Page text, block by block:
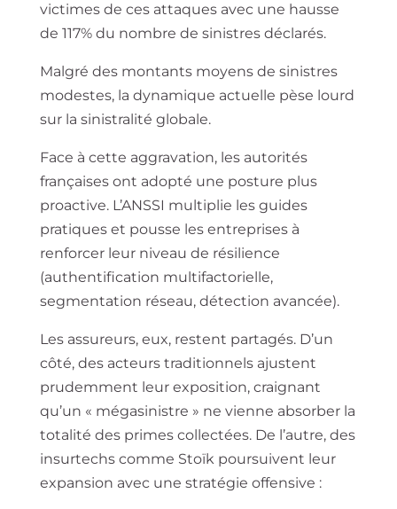
victimes de ces attaques avec une hausse
de 117% du nombre de sinistres déclarés.
Malgré des montants moyens de sinistres
modestes, la dynamique actuelle pèse lourd
sur la sinistralité globale.
Face à cette aggravation, les autorités
françaises ont adopté une posture plus
proactive. L’ANSSI multiplie les guides
pratiques et pousse les entreprises à
renforcer leur niveau de résilience
(authentification multifactorielle,
segmentation réseau, détection avancée).
Les assureurs, eux, restent partagés. D’un
côté, des acteurs traditionnels ajustent
prudemment leur exposition, craignant
qu’un « mégasinistre » ne vienne absorber la
totalité des primes collectées. De l’autre, des
insurtechs comme Stoïk poursuivent leur
expansion avec une stratégie offensive :